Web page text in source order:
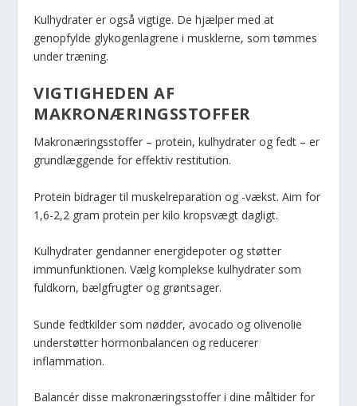
Kulhydrater er også vigtige. De hjælper med at
genopfylde glykogenlagrene i musklerne, som tømmes
under træning.
VIGTIGHEDEN AF
MAKRONÆRINGSSTOFFER
Makronæringsstoffer – protein, kulhydrater og fedt – er
grundlæggende for effektiv restitution.
Protein bidrager til muskelreparation og -vækst. Aim for
1,6-2,2 gram protein per kilo kropsvægt dagligt.
Kulhydrater gendanner energidepoter og støtter
immunfunktionen. Vælg komplekse kulhydrater som
fuldkorn, bælgfrugter og grøntsager.
Sunde fedtkilder som nødder, avocado og olivenolie
understøtter hormonbalancen og reducerer
inflammation.
Balancér disse makronæringsstoffer i dine måltider for